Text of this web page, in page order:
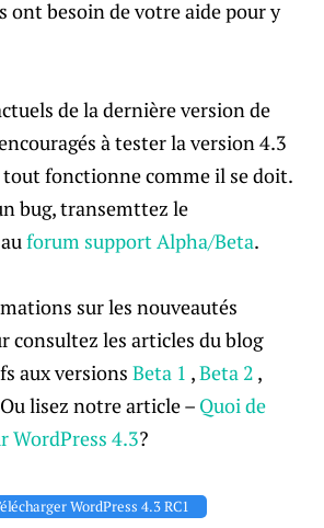
ont besoin de votre aide pour y
de la dernière version de
à tester la version 4.3
fonctionne comme il se doit.
bug, transemttez le
forum support Alpha/Beta.
sur les nouveautés
consultez les articles du blog
aux versions Beta 1 ,Beta 2 ,
lisez notre article – Quoi de
WordPress 4.3?
WordPress 4.3 RC1